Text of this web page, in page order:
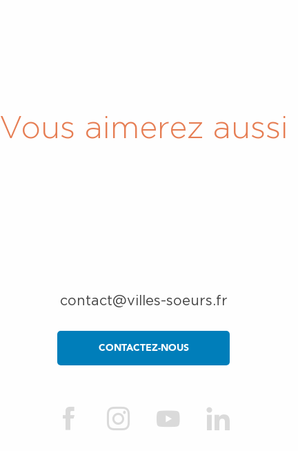
Vous aimerez aussi
contact@villes-soeurs.fr
CONTACTEZ-NOUS